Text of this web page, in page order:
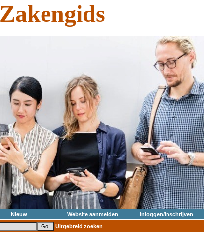
Zakengids
Nieuw Website aanmelden
Inloggen/Inschrijven
Uitgebreid zoeken